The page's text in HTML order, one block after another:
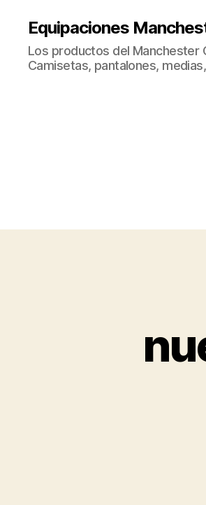
Equipaciones
Los productos del Manchester
Camisetas, pantalones,